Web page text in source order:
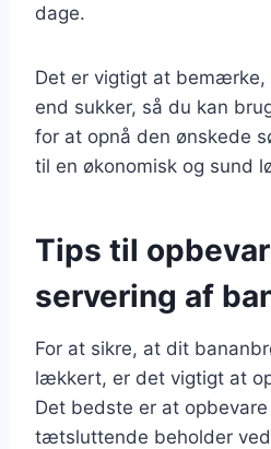
dage.
Det er vigtigt at bemærke,
end sukker, så du kan
for at opnå den ønskede
til en økonomisk og sund
Tips til
servering af
For at sikre, at dit
lækkert, er det vigtigt at
Det bedste er at
tætsluttende beholder